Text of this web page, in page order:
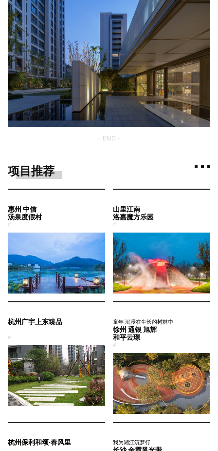
- END -
项目推荐
惠州 中信
汤泉度假村
#
山里江南
洛嘉魔方乐园
#
杭州广宇上东臻品
#
童年 沉浸在生长的树林中
徐州 通银 旭辉
和平云璟
#
杭州保利和颂·春风里 我为湘江筑梦行